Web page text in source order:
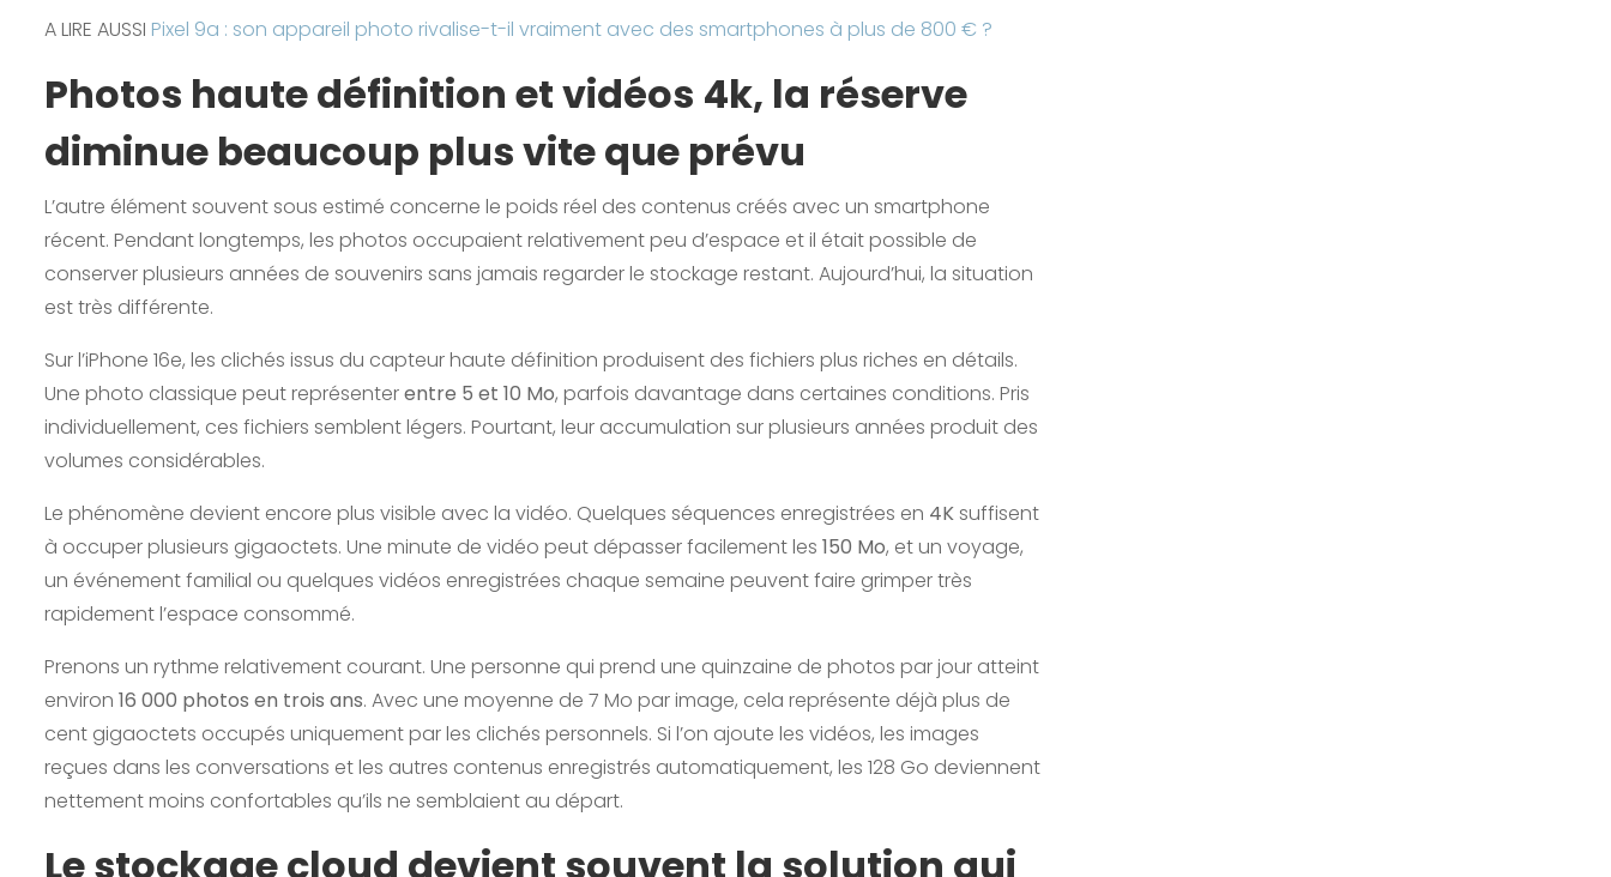
A LIRE AUSSI Pixel 9a : son appareil photo rivalise-t-il vraiment avec des smartphones à plus de 800 € ?
Photos haute définition et vidéos 4k, la réserve
diminue beaucoup plus vite que prévu
L’autre élément souvent sous estimé concerne le poids réel des contenus créés avec un smartphone
récent. Pendant longtemps, les photos occupaient relativement peu d’espace et il était possible de
conserver plusieurs années de souvenirs sans jamais regarder le stockage restant. Aujourd’hui, la situation
est très différente.
Sur l’iPhone 16e, les clichés issus du capteur haute définition produisent des fichiers plus riches en détails.
Une photo classique peut représenterentre 5 et 10 Mo, parfois davantage dans certaines conditions. Pris
individuellement, ces fichiers semblent légers. Pourtant, leur accumulation sur plusieurs années produit des
volumes considérables.
Le phénomène devient encore plus visible avec la vidéo. Quelques séquences enregistrées en 4Ksuffisent
à occuper plusieurs gigaoctets. Une minute de vidéo peut dépasser facilement les 150 Mo, et un voyage,
un événement familial ou quelques vidéos enregistrées chaque semaine peuvent faire grimper très
rapidement l’espace consommé.
Prenons un rythme relativement courant. Une personne qui prend une quinzaine de photos par jour atteint
environ 16 000 photos en trois ans. Avec une moyenne de 7 Mo par image, cela représente déjà plus de
cent gigaoctets occupés uniquement par les clichés personnels. Si l’on ajoute les vidéos, les images
reçues dans les conversations et les autres contenus enregistrés automatiquement, les 128 Go deviennent
nettement moins confortables qu’ils ne semblaient au départ.
Le stockage cloud devient souvent la solution qui